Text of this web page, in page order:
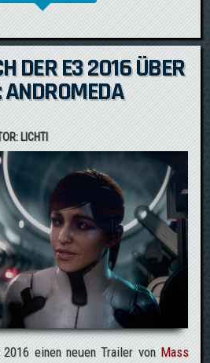
AUS MASS EFFECT:
DER E3 2016 ÜBER
ANDROMEDA
LICHTI
einen neuen Trailer vonMass